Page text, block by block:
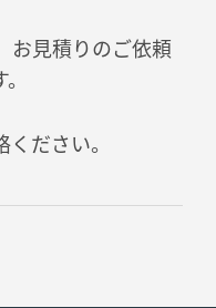
お見積りのご依頼
ださい。